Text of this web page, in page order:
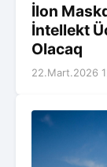
İlon
İntellekt
Olacaq
22.Mart.2026